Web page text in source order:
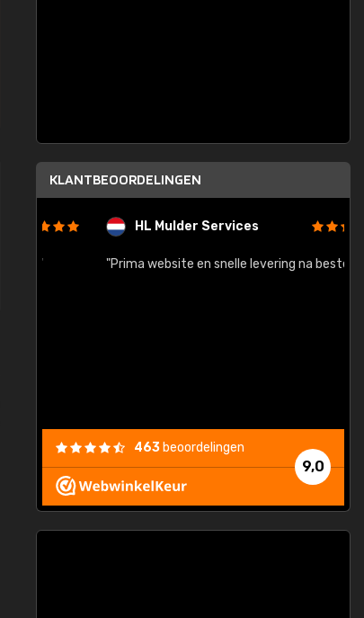
KLANTBEOORDELINGEN
HL Mulder Services
"Prima website en snelle levering na bestelling"
9,0
463 beoordelingen